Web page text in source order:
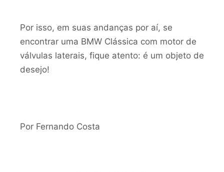
Por isso, em suas andanças por aí, se
encontrar uma BMW Clássica com motor de
válvulas laterais, fique atento: é um objeto de
desejo!
Por Fernando Costa